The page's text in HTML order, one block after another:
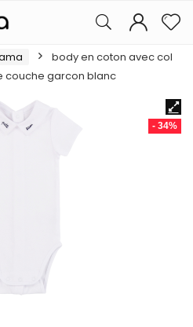
body en coton avec col
couche garcon blanc
- 34%